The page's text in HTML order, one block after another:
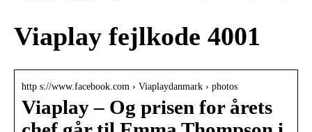
Viaplay fejlkode 4001
http s://www.facebook.com › Viaplaydanmark › photos
Viaplay – Og prisen for årets